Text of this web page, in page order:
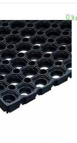
3
